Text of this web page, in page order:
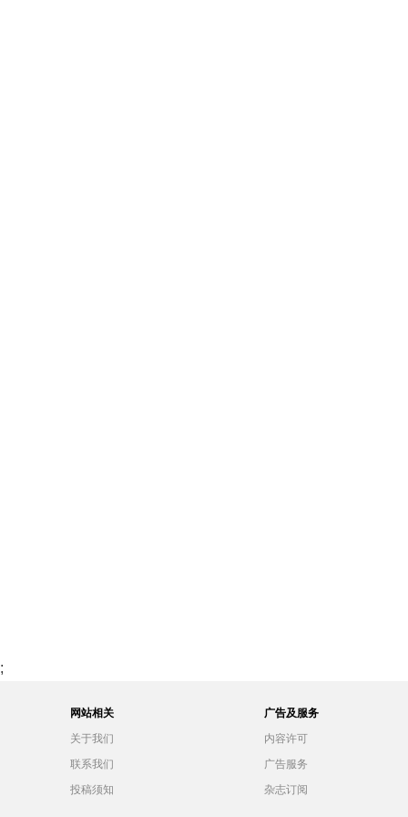
;
网站相关
关于我们
联系我们
投稿须知
广告及服务
内容许可
广告服务
杂志订阅